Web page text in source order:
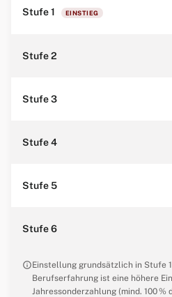
Stufe 1 EINSTIEG
Stufe 2
Stufe 3
Stufe 4
Stufe 5
Stufe 6
infoEinstellung grundsätzlich in Stufe
Berufserfahrung ist eine höhere
Jahressonderzahlung (mind. 100 %